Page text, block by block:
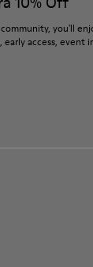
you'll
access, event